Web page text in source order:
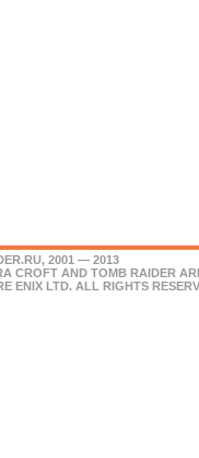
2001 — 2013
CROFT AND TOMB RAIDER
ENIX LTD. ALL RIGHTS